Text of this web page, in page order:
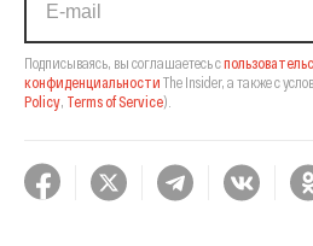
Подписываясь, вы соглашаетесь с
конфиденциальности The Insider, а также с
Policy Terms of Service).